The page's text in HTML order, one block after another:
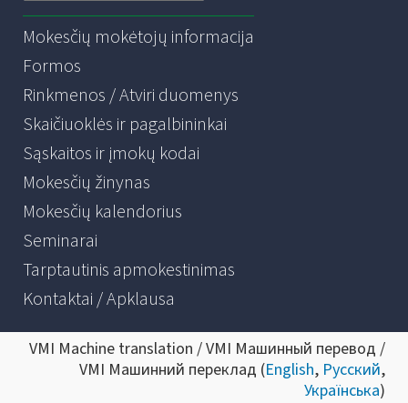
Mokesčių mokėtojų informacija
Formos
Rinkmenos / Atviri duomenys
Skaičiuoklės ir pagalbininkai
Sąskaitos ir įmokų kodai
Mokesčių žinynas
Mokesčių kalendorius
Seminarai
Tarptautinis apmokestinimas
Kontaktai / Apklausa
VMI Machine translation / VMI Машинный перевод /
VMI Машинний переклад (English, Русский,
Українська)